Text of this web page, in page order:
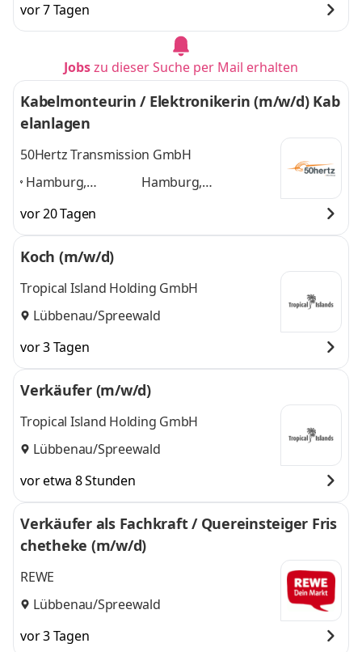
vor 7 Tagen
Jobszu dieser Suche per Mail erhalten
Kabelmonteurin / Elektronikerin (m/w/d) Kab
elanlagen
50Hertz Transmission GmbH
Hamburg,
Chemnitz, Berlin,
Bad Lauchstädt,
Lübbenau, Erfurt
Hamburg,
Lauchstädt, Lübbenau,
vor 20 Tagen
Koch (m/w/d)
Tropical Island Holding GmbH
Lübbenau/Spreewald
vor 3 Tagen
Verkäufer (m/w/d)
Tropical Island Holding GmbH
Lübbenau/Spreewald
vor etwa 8 Stunden
Verkäufer als Fachkraft / Quereinsteiger Fris
chetheke (m/w/d)
REWE
Lübbenau/Spreewald
vor 3 Tagen